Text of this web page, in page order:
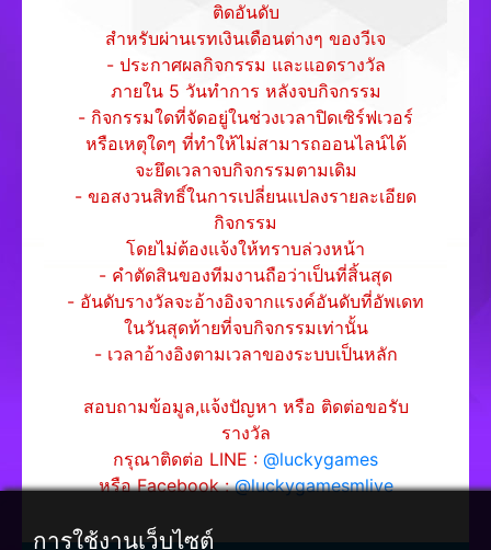
ติดอันดับ
สำหรับผ่านเรทเงินเดือนต่างๆ ของวีเจ
- ประกาศผลกิจกรรม และแอดรางวัล
ภายใน 5 วันทำการ หลังจบกิจกรรม
- กิจกรรมใดที่จัดอยู่ในช่วงเวลาปิดเซิร์ฟเวอร์
หรือเหตุใดๆ ที่ทำให้ไม่สามารถออนไลน์ได้
จะยึดเวลาจบกิจกรรมตามเดิม
- ขอสงวนสิทธิ์ในการเปลี่ยนแปลงรายละเอียด
กิจกรรม
โดยไม่ต้องแจ้งให้ทราบล่วงหน้า
- คำตัดสินของทีมงานถือว่าเป็นที่สิ้นสุด
- อันดับรางวัลจะอ้างอิงจากแรงค์อันดับที่อัพเดท
ในวันสุดท้ายที่จบกิจกรรมเท่านั้น
- เวลาอ้างอิงตามเวลาของระบบเป็นหลัก
สอบถามข้อมูล,แจ้งปัญหา หรือ ติดต่อขอรับ
รางวัล
กรุณาติดต่อ LINE : @luckygames
หรือ Facebook :@luckygamesmlive
การใช้งานเว็บไซต์